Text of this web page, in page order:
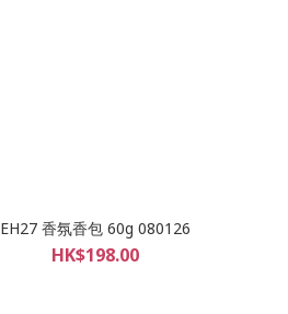
EH27 香氛香包 60g 080126
HK$198.00